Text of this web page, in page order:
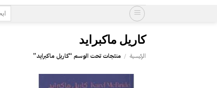
البحث
عن:
کاریل ماكبرايد
الرئيسية / منتجات تحت الوسم “کاریل ماكبرايد”